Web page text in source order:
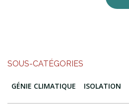
SOUS-CATÉGORIES
GÉNIE CLIMATIQUE ISOLATION